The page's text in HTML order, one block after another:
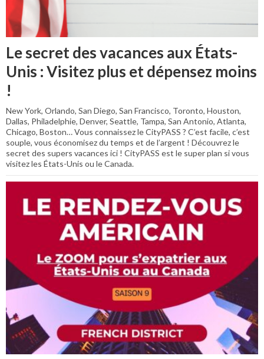
Le secret des vacances aux États-
Unis : Visitez plus et dépensez moins
!
New York, Orlando, San Diego, San Francisco, Toronto, Houston,
Dallas, Philadelphie, Denver, Seattle, Tampa, San Antonio, Atlanta,
Chicago, Boston… Vous connaissez le CityPASS ? C’est facile, c’est
souple, vous économisez du temps et de l’argent ! Découvrez le
secret des supers vacances ici ! CityPASS est le super plan si vous
visitez les États-Unis ou le Canada.